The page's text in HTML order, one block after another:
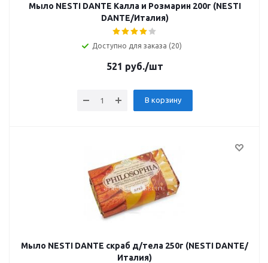
Мыло NESTI DANTE Калла и Розмарин 200г (NESTI
DANTE/Италия)
Доступно для заказа (20)
521 руб./шт
В корзину
Мыло NESTI DANTE скраб д/тела 250г (NESTI DANTE/
Италия)